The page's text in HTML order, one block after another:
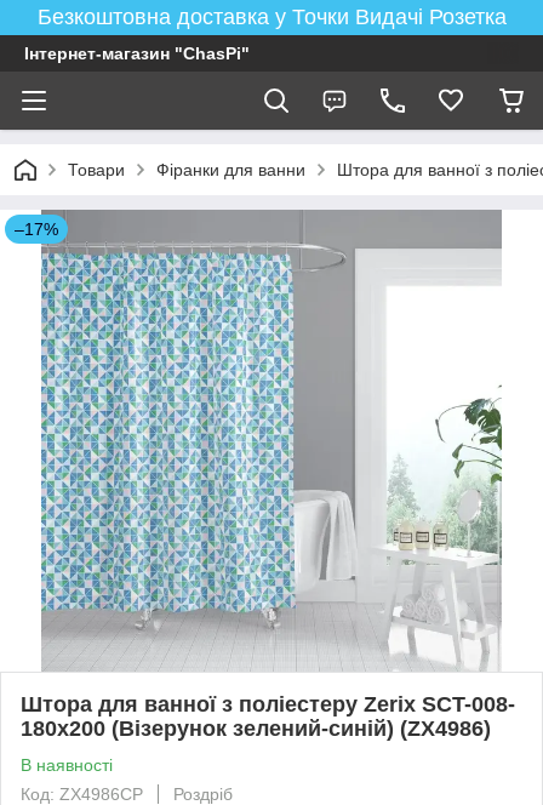
Безкоштовна доставка у Точки Видачі Розетка
Інтернет-магазин "ChasPi"
Товари Фіранки для ванни Штора для ванної з
–17%
Штора для ванної з поліестеру Zerix SCT-008-
180x200 (Візерунок зелений-синій) (ZX4986)
В наявності
Код: ZX4986CP
Роздріб